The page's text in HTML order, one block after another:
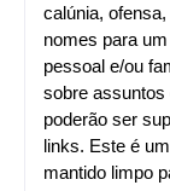
calúnia,
nomes para
pessoal e/ou
sobre assuntos
poderão ser
links. Este é
mantido limpo